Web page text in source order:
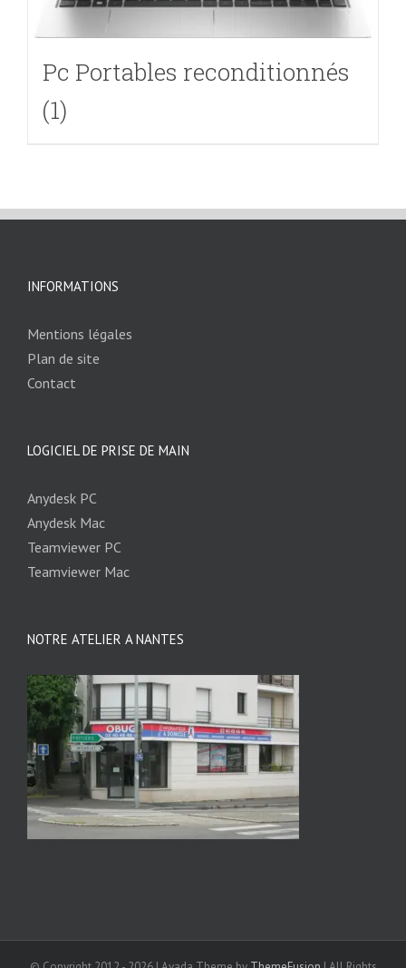
Pc Portables reconditionnés
(1)
INFORMATIONS
Mentions légales
Plan de site
Contact
LOGICIEL DE PRISE DE MAIN
Anydesk PC
Anydesk Mac
Teamviewer PC
Teamviewer Mac
NOTRE ATELIER A NANTES